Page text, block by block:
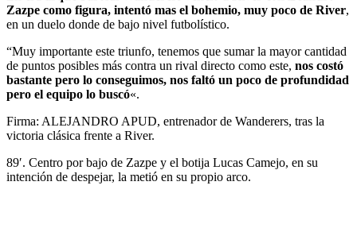
Zazpe como figura, intentó mas el bohemio, muy poco de River,
en un duelo donde de bajo nivel futbolístico.
“Muy importante este triunfo, tenemos que sumar la mayor cantidad
de puntos posibles más contra un rival directo como este, nos costó
bastante pero lo conseguimos, nos faltó un poco de profundidad
pero el equipo lo buscó«.
Firma: ALEJANDRO APUD, entrenador de Wanderers, tras la
victoria clásica frente a River.
89′. Centro por bajo de Zazpe y el botija Lucas Camejo, en su
intención de despejar, la metió en su propio arco.